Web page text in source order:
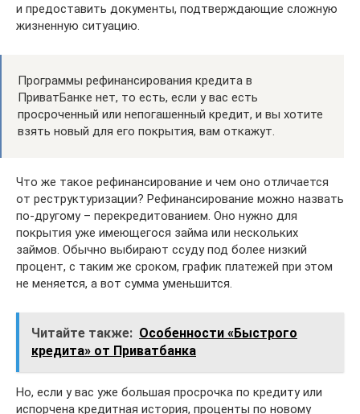
и предоставить документы, подтверждающие сложную
жизненную ситуацию.
Программы рефинансирования кредита в
ПриватБанке нет, то есть, если у вас есть
просроченный или непогашенный кредит, и вы хотите
взять новый для его покрытия, вам откажут.
Что же такое рефинансирование и чем оно отличается
от реструктуризации? Рефинансирование можно назвать
по-другому – перекредитованием. Оно нужно для
покрытия уже имеющегося займа или нескольких
займов. Обычно выбирают ссуду под более низкий
процент, с таким же сроком, график платежей при этом
не меняется, а вот сумма уменьшится.
Читайте также: Особенности «Быстрого
кредита» от Приватбанка
Но, если у вас уже большая просрочка по кредиту или
испорчена кредитная история, проценты по новому